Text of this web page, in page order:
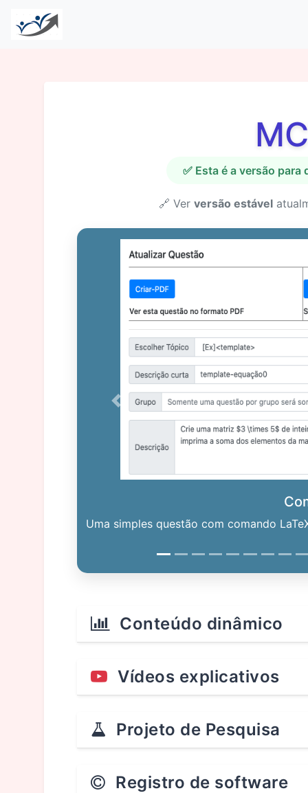
✅ Esta é a versão
🔗 Ver versão estável
Uma simples questão com comando
Previous
Conteúdo dinâmico
Vídeos explicativos
Projeto de Pesquisa
Registro de software